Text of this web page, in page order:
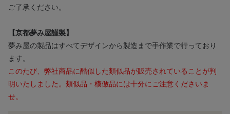
ご了承ください。
【京都夢み屋謹製】
夢み屋の製品はすべてデザインから製造まで手作業で行っており
ます。
このたび、弊社商品に酷似した類似品が販売されていることが判
明いたしました。類似品・模倣品には十分にご注意くださいま
せ。